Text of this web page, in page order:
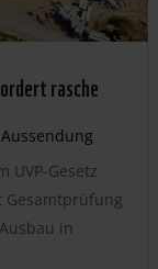
rasche
UVP-Gesetz
Gesamtprüfung
in